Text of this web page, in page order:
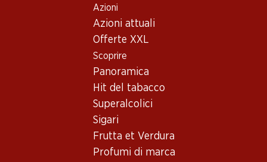
Azioni
Azioni attuali
Offerte XXL
Scoprire
Panoramica
Hit del tabacco
Superalcolici
Sigari
Frutta et Verdura
Profumi di marca
Vino/champagne
Gamay de France